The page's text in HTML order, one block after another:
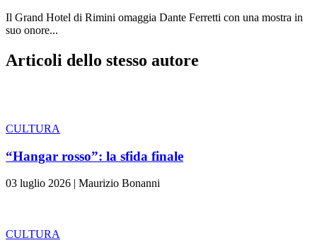
Il Grand Hotel di Rimini omaggia Dante Ferretti con una mostra in
suo onore...
Articoli dello stesso autore
CULTURA
“Hangar rosso”: la sfida finale
03 luglio 2026 | Maurizio Bonanni
CULTURA